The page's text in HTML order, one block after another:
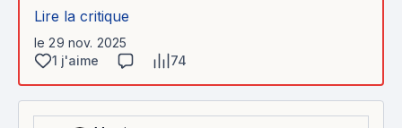
Lire la critique
le 29 nov. 2025
1 j'aime
74